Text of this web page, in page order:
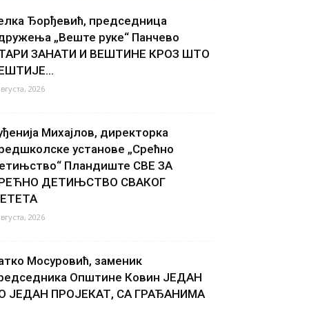
Ђорђевић, председница
„Веште руке“ Панчево
ЗАНАТИ И ВЕШТИНЕ КРОЗ ШТО
2026
Михајлов, директорка
установе „Срећно
Пландиште СВЕ ЗА
ДЕТИЊСТВО СВАКОГ
2026
Мосуровић, заменик
Општине Ковин ЈЕДАН
ЈЕДАН ПРОЈЕКАТ, СА ГРАЂАНИМА